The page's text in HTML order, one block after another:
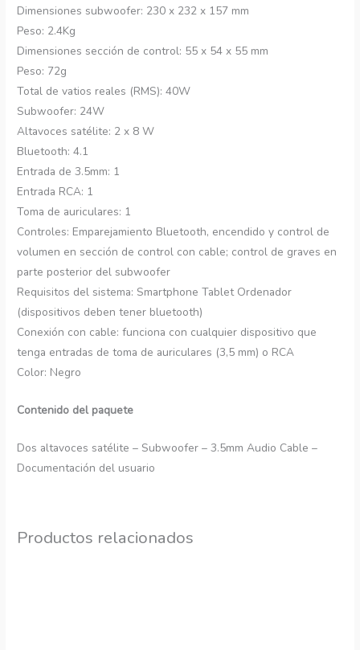
Dimensiones subwoofer: 230 x 232 x 157 mm
Peso: 2.4Kg
Dimensiones sección de control: 55 x 54 x 55 mm
Peso: 72g
Total de vatios reales (RMS): 40W
Subwoofer: 24W
Altavoces satélite: 2 x 8 W
Bluetooth: 4.1
Entrada de 3.5mm: 1
Entrada RCA: 1
Toma de auriculares: 1
Controles: Emparejamiento Bluetooth, encendido y control de
volumen en sección de control con cable; control de graves en
parte posterior del subwoofer
Requisitos del sistema: Smartphone Tablet Ordenador
(dispositivos deben tener bluetooth)
Conexión con cable: funciona con cualquier dispositivo que
tenga entradas de toma de auriculares (3,5 mm) o RCA
Color: Negro
Contenido del paquete
Dos altavoces satélite – Subwoofer – 3.5mm Audio Cable –
Documentación del usuario
Productos relacionados